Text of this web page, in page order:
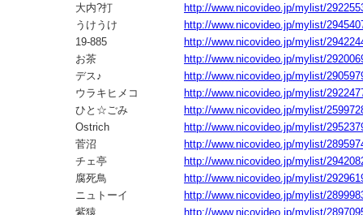
大内?打
http://www.nicovideo.jp/mylist/
うけうけ
http://www.nicovideo.jp/mylist/
19-885
http://www.nicovideo.jp/mylist/
お茶
http://www.nicovideo.jp/mylist/
デス♪
http://www.nicovideo.jp/mylist/
ウラキヒメコ
http://www.nicovideo.jp/mylist/
ひと☆ごみ
http://www.nicovideo.jp/mylist/
Ostrich
http://www.nicovideo.jp/mylist/
菅沼
http://www.nicovideo.jp/mylist/
チェ亭
http://www.nicovideo.jp/mylist/
腐死鳥
http://www.nicovideo.jp/mylist/
ニュトーイ
http://www.nicovideo.jp/mylist/
紫猿
http://www.nicovideo.jp/mylist/